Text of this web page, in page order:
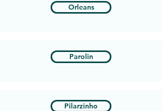
Orleans
Parolin
Pilarzinho